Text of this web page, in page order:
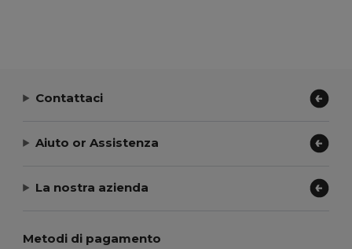
Contattaci
Aiuto or Assistenza
La nostra azienda
Metodi di pagamento